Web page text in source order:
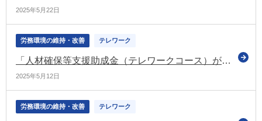
2025年5月22日
労務環境の維持・改善 テレワーク
「人材確保等支援助成金（テレワークコース）が新しくなりました」（テレワーク総合ポータルサイトのコラム）
2025年5月12日
労務環境の維持・改善 テレワーク